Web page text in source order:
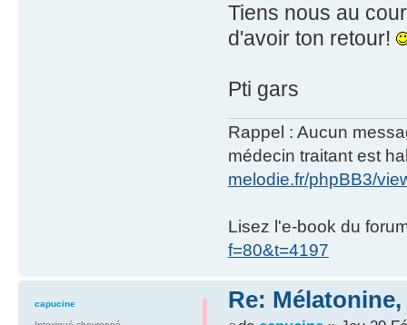
Tiens nous au
d'avoir ton retour!
Pti gars
Rappel : Aucun
médecin traitant est
melodie.fr/phpBB3/
Lisez l'e-book du
f=80&t=4197
Re:
capucine